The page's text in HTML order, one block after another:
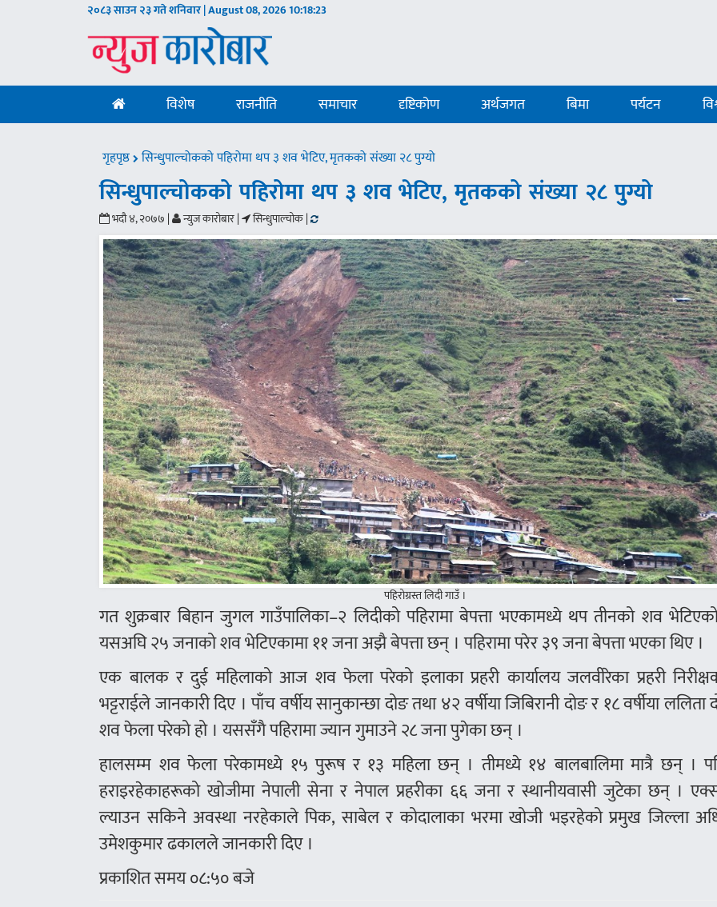
२०८३ साउन २३ गते शनिवार | August 08, 202610:18:23
विशेष राजनीति समाचार दृष्टिकोण अर्थजगत बिमा पर्यटन
गृहपृष्ठ सिन्धुपाल्चोकको पहिरोमा थप ३ शव भेटिए, मृतकको संख्या २८ पुग्यो
सिन्धुपाल्चोकको पहिरोमा थप ३ शव भेटिए, मृतकको संख्या २८ पुग्यो
भदौ ४, २०७७ | न्युज कारोबार | सिन्धुपाल्चोक |
पहिरोग्रस्त लिदी गाउँ ।
गत शुक्रबार बिहान जुगल गाउँपालिका–२ लिदीको पहिरामा बेपत्ता भएकामध्ये थप तीनको शव
यसअघि २५ जनाको शव भेटिएकामा ११ जना अझै बेपत्ता छन् । पहिरामा परेर ३९ जना बेपत्ता भएका थिए ।
एक बालक र दुई महिलाको आज शव फेला परेको इलाका प्रहरी कार्यालय जलवीरेका प्रहरी
भट्टराईले जानकारी दिए । पाँच वर्षीय सानुकान्छा दोङ तथा ४२ वर्षीया जिबिरानी दोङ र १८ वर्षीया ललिता
शव फेला परेको हो । यससँगै पहिरामा ज्यान गुमाउने २८ जना पुगेका छन् ।
हालसम्म शव फेला परेकामध्ये १५ पुरूष र १३ महिला छन् । तीमध्ये १४ बालबालिमा मात्रै छन् ।
हराइरहेकाहरूको खोजीमा नेपाली सेना र नेपाल प्रहरीका ६६ जना र स्थानीयवासी जुटेका छन् ।
ल्याउन सकिने अवस्था नरहेकाले पिक, साबेल र कोदालाका भरमा खोजी भइरहेको प्रमुख जिल्ला
उमेशकुमार ढकालले जानकारी दिए ।
प्रकाशित समय ०८:५० बजे